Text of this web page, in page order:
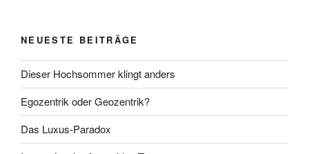
NEUESTE BEITRÄGE
Dieser Hochsommer klingt anders
Egozentrik oder Geozentrik?
Das Luxus-Paradox